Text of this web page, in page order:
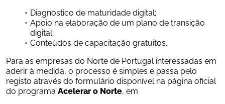
Diagnóstico de maturidade digital;
Apoio na elaboração de um plano de transição
digital;
Conteúdos de capacitação gratuitos.
Para as empresas do Norte de Portugal interessadas em
aderir à medida, o processo é simples e passa pelo
registo através do formulário disponível na página oficial
do programa Acelerar o Norte, em